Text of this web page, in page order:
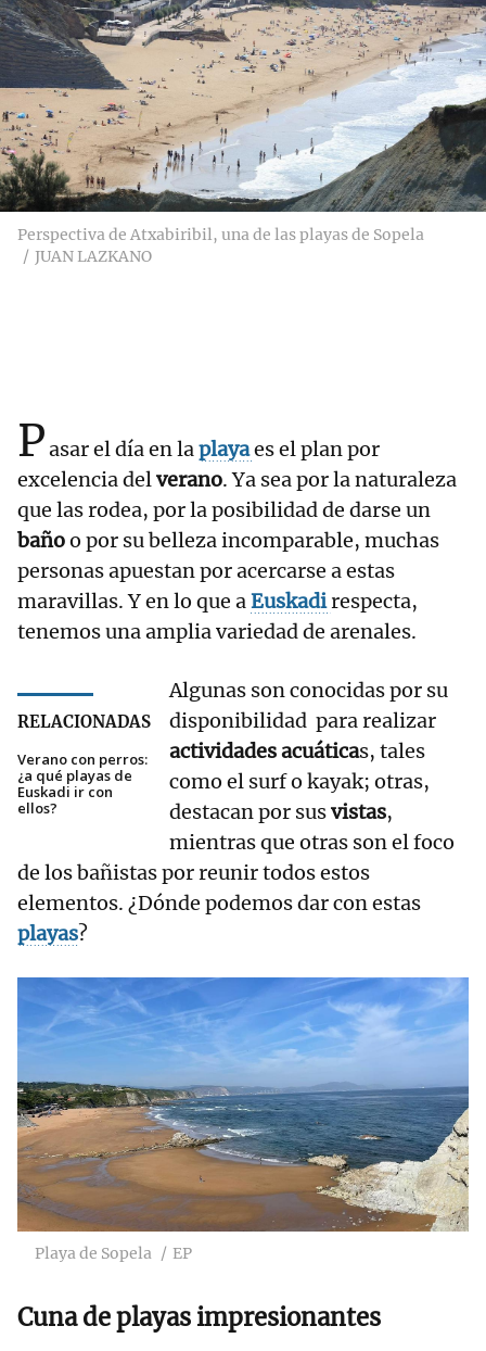
Perspectiva de Atxabiribil, una de las playas de Sopela
JUAN LAZKANO
Pasar el día en laplayaes el plan por
excelencia delverano. Ya sea por la naturaleza
que las rodea, por la posibilidad de darse un
bañoo por su belleza incomparable, muchas
personas apuestan por acercarse a estas
maravillas. Y en lo que aEuskadirespecta,
tenemos una amplia variedad de arenales.
RELACIONADAS
Verano con perros:
¿a qué playas de
Euskadi ir con
ellos?
Algunas son conocidas por su
disponibilidad para realizar
actividades acuáticas, tales
como el surf o kayak; otras,
destacan por susvistas,
mientras que otras son el foco
de los bañistas por reunir todos estos
elementos. ¿Dónde podemos dar con estas
playas?
Playa de Sopela EP
Cuna de playas impresionantes